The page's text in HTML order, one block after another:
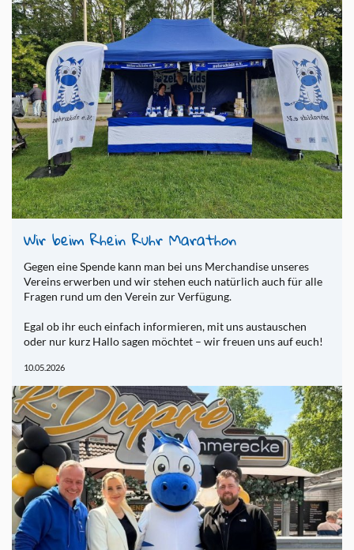
Wir beim Rhein Ruhr Ma­ra­thon
Gegen eine Spen­de kann man bei uns Mer­chan­di­se un­se­res
Ver­eins er­wer­ben und wir ste­hen euch na­tür­lich auch für alle
Fra­gen rund um den Ve­rein zur Ver­fü­gung.
Egal ob ihr euch ein­fach in­for­mie­ren, mit uns aus­tau­schen
oder nur kurz Hallo sagen möch­tet – wir freu­en uns auf euch!
10.05.2026